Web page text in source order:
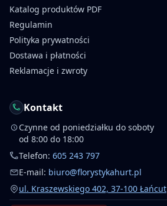
Katalog produktów PDF
Regulamin
Polityka prywatności
Dostawa i płatności
Reklamacje i zwroty
Kontakt
Czynne od poniedziałku do soboty
od 8:00 do 18:00
Telefon: 605 243 797
E-mail: biuro@florystykahurt.pl
ul. Kraszewskiego 402, 37-100 Łańcut